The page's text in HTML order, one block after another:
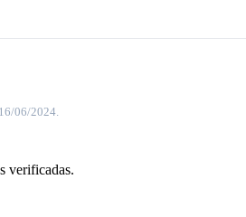
06/2024.
verificadas.